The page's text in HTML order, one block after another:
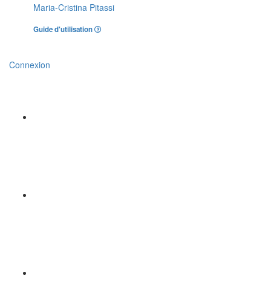
Maria-Cristina Pitassi
Guide d'utilisation
Connexion